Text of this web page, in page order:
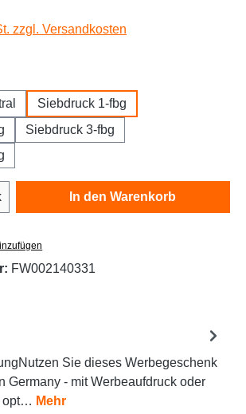
zzgl. Versandkosten
Siebdruck 1-fbg
Siebdruck 3-fbg
Gib den gewünschten
In den Warenkorb
FW002140331
Sie dieses Werbegeschenk
Germany - mit Werbeaufdruck oder
opt… Mehr
Überschriften hervorheben